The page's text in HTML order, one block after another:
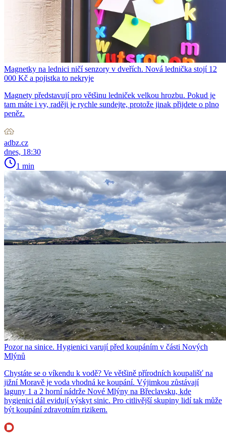
Magnetky na lednici ničí senzory v dveřích. Nová lednička stojí 12
000 Kč a pojistka to nekryje
Magnety představují pro většinu ledniček velkou hrozbu. Pokud je
tam máte i vy, raději je rychle sundejte, protože jinak přijdete o plno
peněz.
adbz.cz
dnes, 18:30
1 min
Pozor na sinice. Hygienici varují před koupáním v části Nových
Mlýnů
Chystáte se o víkendu k vodě? Ve většině přírodních koupališť na
jižní Moravě je voda vhodná ke koupání. Výjimkou zůstávají
laguny 1 a 2 horní nádrže Nové Mlýny na Břeclavsku, kde
hygienici dál evidují výskyt sinic. Pro citlivější skupiny lidí tak může
být koupání zdravotním rizikem.